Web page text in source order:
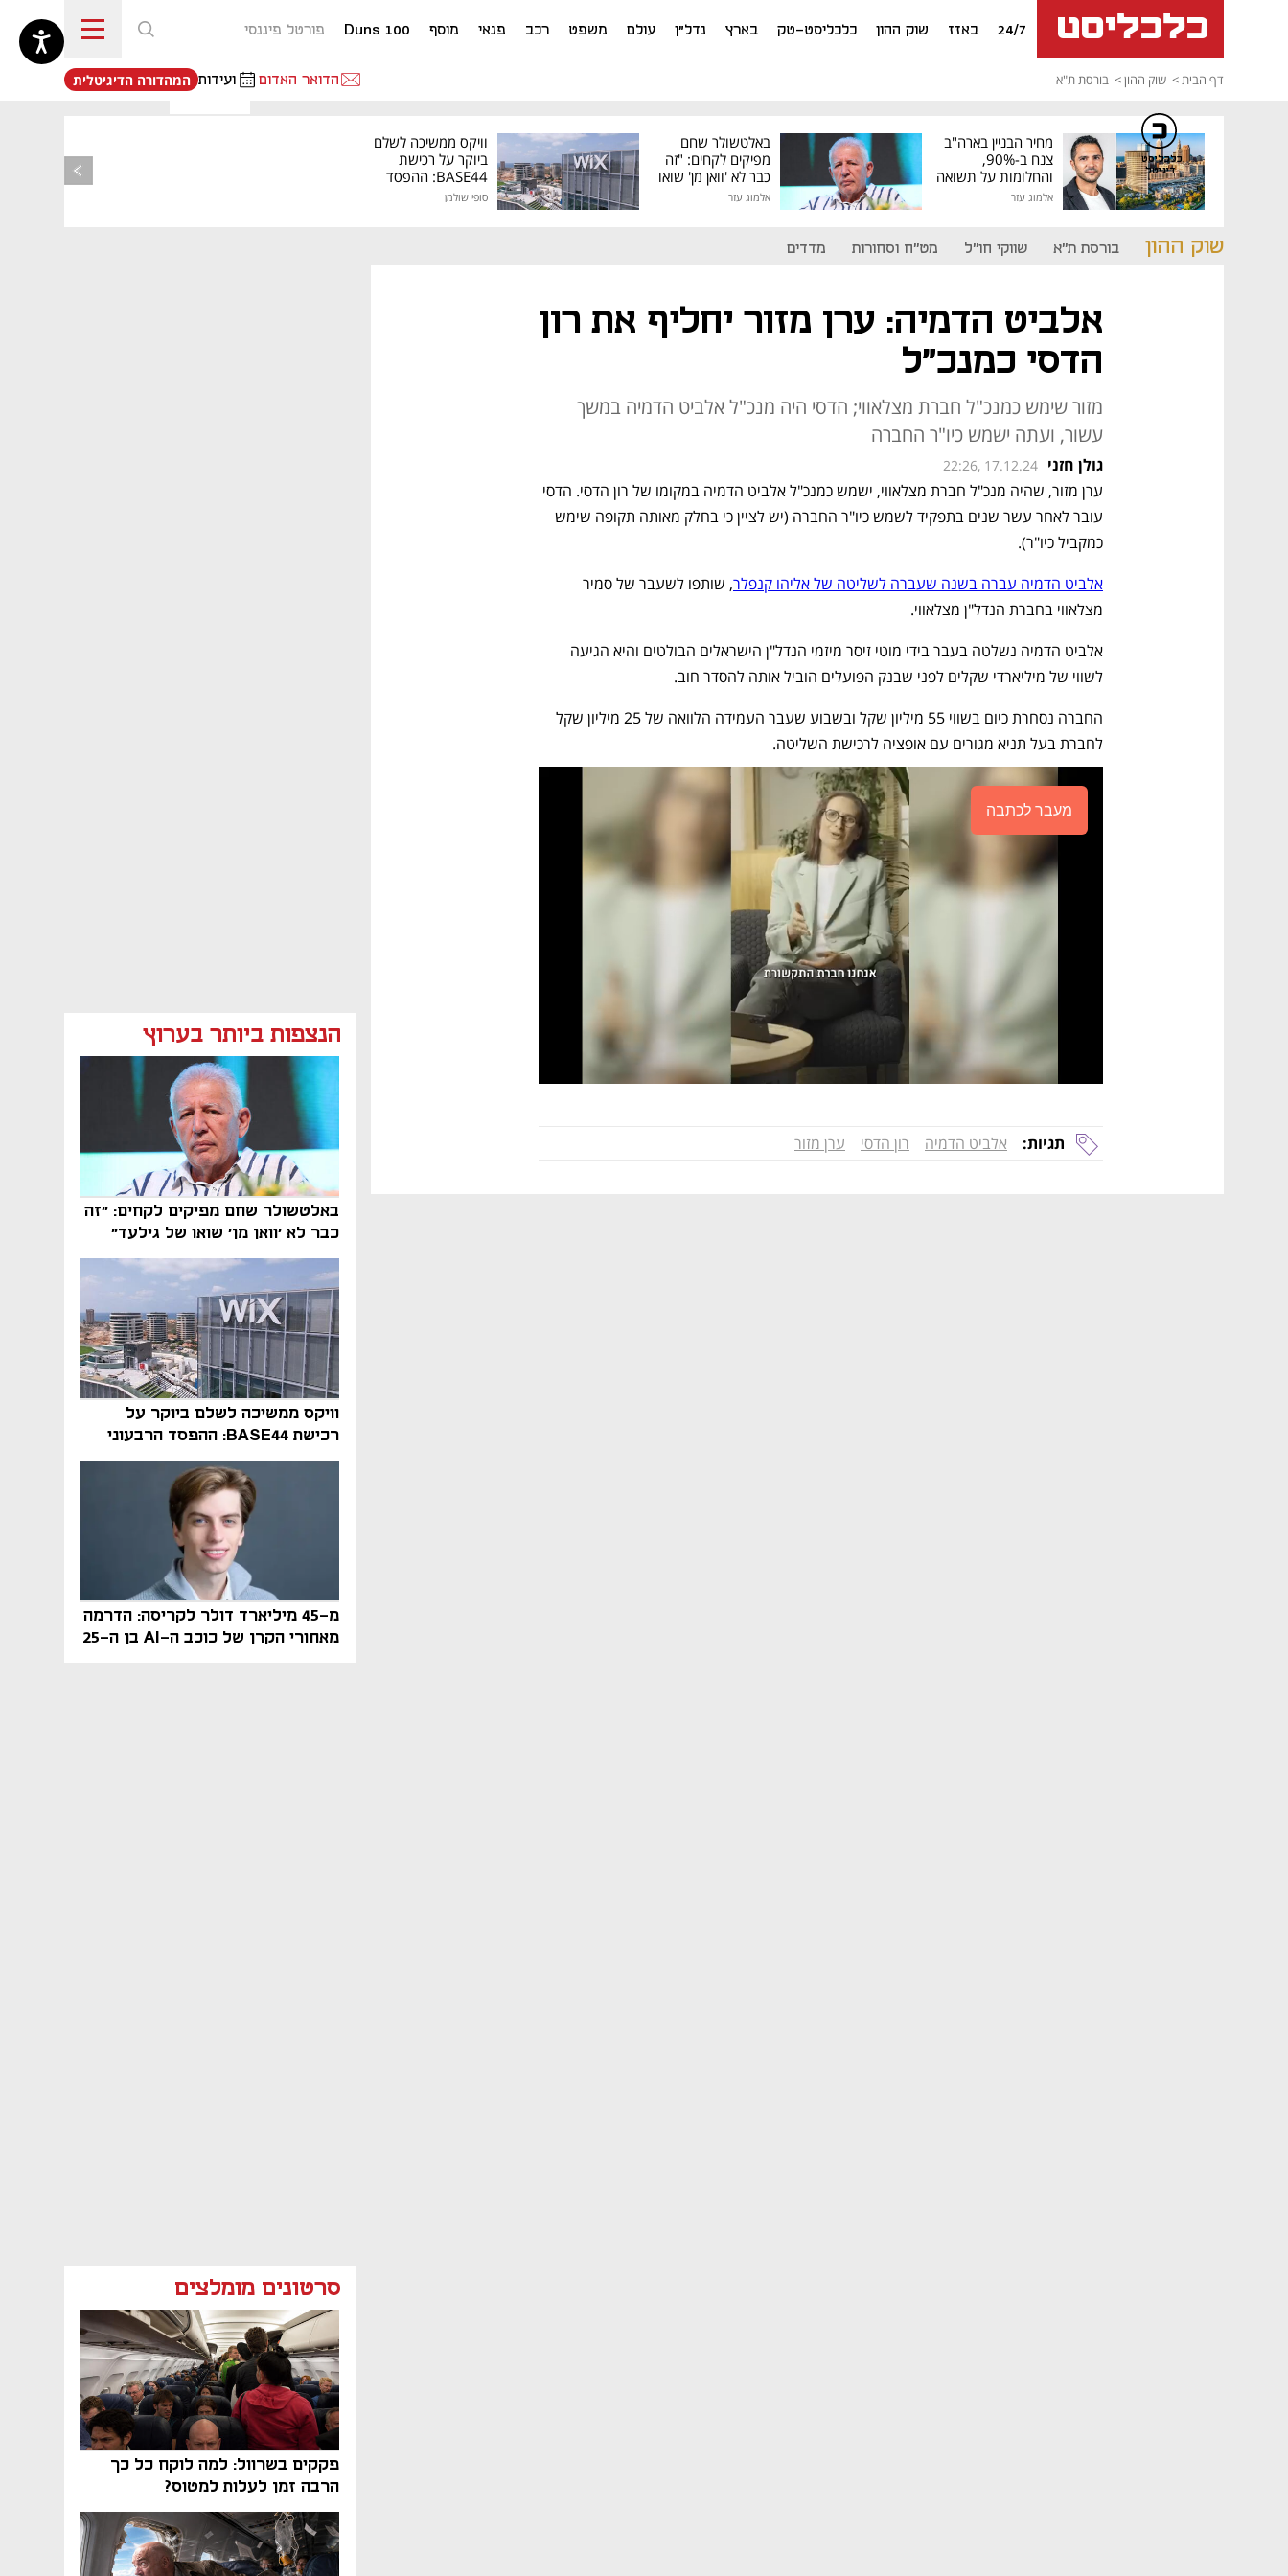
24/7 באזז שוק ההון כלכליסט-טק בארץ נדל"ן עולם משפט רכב פנאי מוסף Duns 100 פורטל פיננסי
דף הבית שוק ההון בורסת ת"א הדואר האדום ועידות
נפתח בכרטיסייה חדשה
המהדורה הדיגיטלית
מחיר הבניין בארה"ב
צנח ב-90%,
והחלומות על תשואה
גבוהה התנפצו
אלמוג עזר
באלטשולר שחם
מפיקים לקחים: "זה
כבר לא 'וואן מן' שואו
של גילעד"
אלמוג עזר
וויקס ממשיכה לשלם
ביוקר על רכישת
BASE44: ההפסד
סופי שולמן
שוק ההון בורסת ת"א שווקי חו"ל מט"ח וסחורות מדדים
הנצפות ביותר בערוץ
באלטשולר שחם מפיקים לקחים: "זה
כבר לא 'וואן מן' שואו של גילעד"
וויקס ממשיכה לשלם ביוקר על
רכישת BASE44: ההפסד הרבעוני
זינק ל-76 מיליון דולר
מ-45 מיליארד דולר לקריסה: הדרמה
מאחורי הקרן של כוכב ה-AI בן ה-25
סרטונים מומלצים
פקקים בשרוול: למה לוקח כל כך
הרבה זמן לעלות למטוס?
כלכליסט
דיגיטל
אלביט הדמיה: ערן מזור יחליף את רון
הדסי כמנכ"ל
מזור שימש כמנכ"ל חברת מצלאווי; הדסי היה מנכ"ל אלביט הדמיה במשך
עשור, ועתה ישמש כיו"ר החברה
גולן חזני 22:26, 17.12.24
כמקביל כיו"ר).
אלביט הדמיה עברה בשנה שעברה לשליטה של אליהו קנפלר
מצלאווי בחברת הנדל"ן מצלאווי.
לשווי של מיליארדי שקלים לפני שבנק הפועלים הוביל אותה להסדר חוב.
לחברת בעל תניא מגורים עם אופציה לרכישת השליטה.
מעבר לכתבה
תגיות: אלביט הדמיה רון הדסי ערן מזור